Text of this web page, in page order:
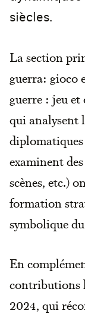
siècles.
La section
guerra: gioco
guerre : jeu et
qui analysent
examinent
scènes, etc.)
formation
symbolique
En
contributions
2024, qui